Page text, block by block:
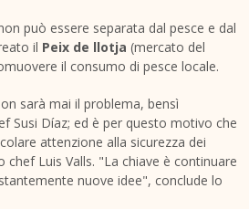
può essere separata dal pesce e dal
il Peix de llotja (mercato del
il consumo di pesce locale.
sarà mai il problema, bensì
Susi Díaz; ed è per questo motivo che
attenzione alla sicurezza dei
chef Luis Valls. "La chiave è continuare
nuove idee", conclude lo